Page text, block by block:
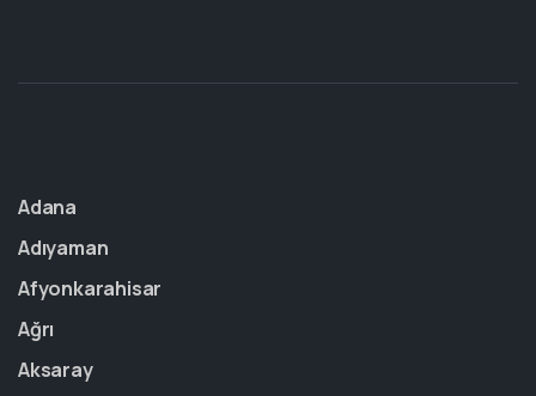
Adana
Adıyaman
Afyonkarahisar
Ağrı
Aksaray